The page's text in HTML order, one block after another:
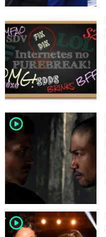
player2
player2